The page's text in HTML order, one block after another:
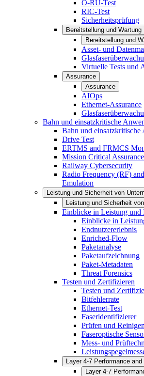
O-RU-Test
RIC-Test
Sicherheitsprüfung
Bereitstellung und Wartung
Bereitstellung und
Asset- und
Virtuelle Tests und
Assurance
Assurance
AIOps
Ethernet-Assurance
Bahn und einsatzkritische
Bahn und einsatzkritische
Drive Test
ERTMS and FRMCS
Mission Critical Assurance
Railway Cybersecurity
Radio Frequency (RF)
Emulation
Leistung und Sicherheit von
Leistung und Sicherheit
Einblicke in Leistung und
Einblicke in
Endnutzererlebnis
Enriched-Flow
Paketanalyse
Paketaufzeichnung
Paket-Metadaten
Threat Forensics
Testen und Zertifizieren
Testen und
Bitfehlerrate
Ethernet-Test
Faseridentifizierer
Prüfen und
Faseroptische
Mess- und
Layer 4-7 Performance
Layer 4-7